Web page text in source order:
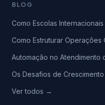
BLOG
Como Escolas
Como Estruturar Operações
Automação no Atendimento
Os Desafios de
Ver todos →